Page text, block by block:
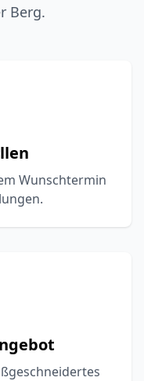
Berg.
Wunschtermin